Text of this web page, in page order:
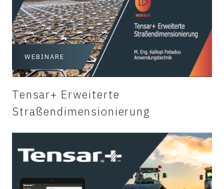
WEBINARE
Tensar+ Erweiterte
Straßendimensionierung